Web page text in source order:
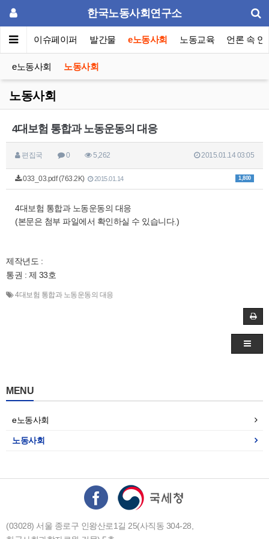
한국노동사회연구소
포럼 이슈페이퍼 발간물 e노동사회 노동교육 언론 속 연
e노동사회 노동사회
노동사회
4대보험 통합과 노동운동의 대응
편집국 0 5,262 2015.01.14 03:05
1,800
033_03.pdf (763.2K) 2015.01.14
4대보험 통합과 노동운동의 대응
(본문은 첨부 파일에서 확인하실 수 있습니다.)
제작년도 :
통권 : 제 33호
4대보험 통합과 노동운동의 대응
MENU
e노동사회
노동사회
(03028) 서울 종로구 인왕산로1길 25(사직동 304-28,